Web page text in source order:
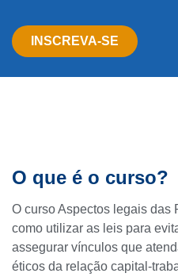
INSCREVA-SE
O que é o curso?
O curso Aspectos legais das
como utilizar as leis para
assegurar vínculos que
éticos da relação capital-